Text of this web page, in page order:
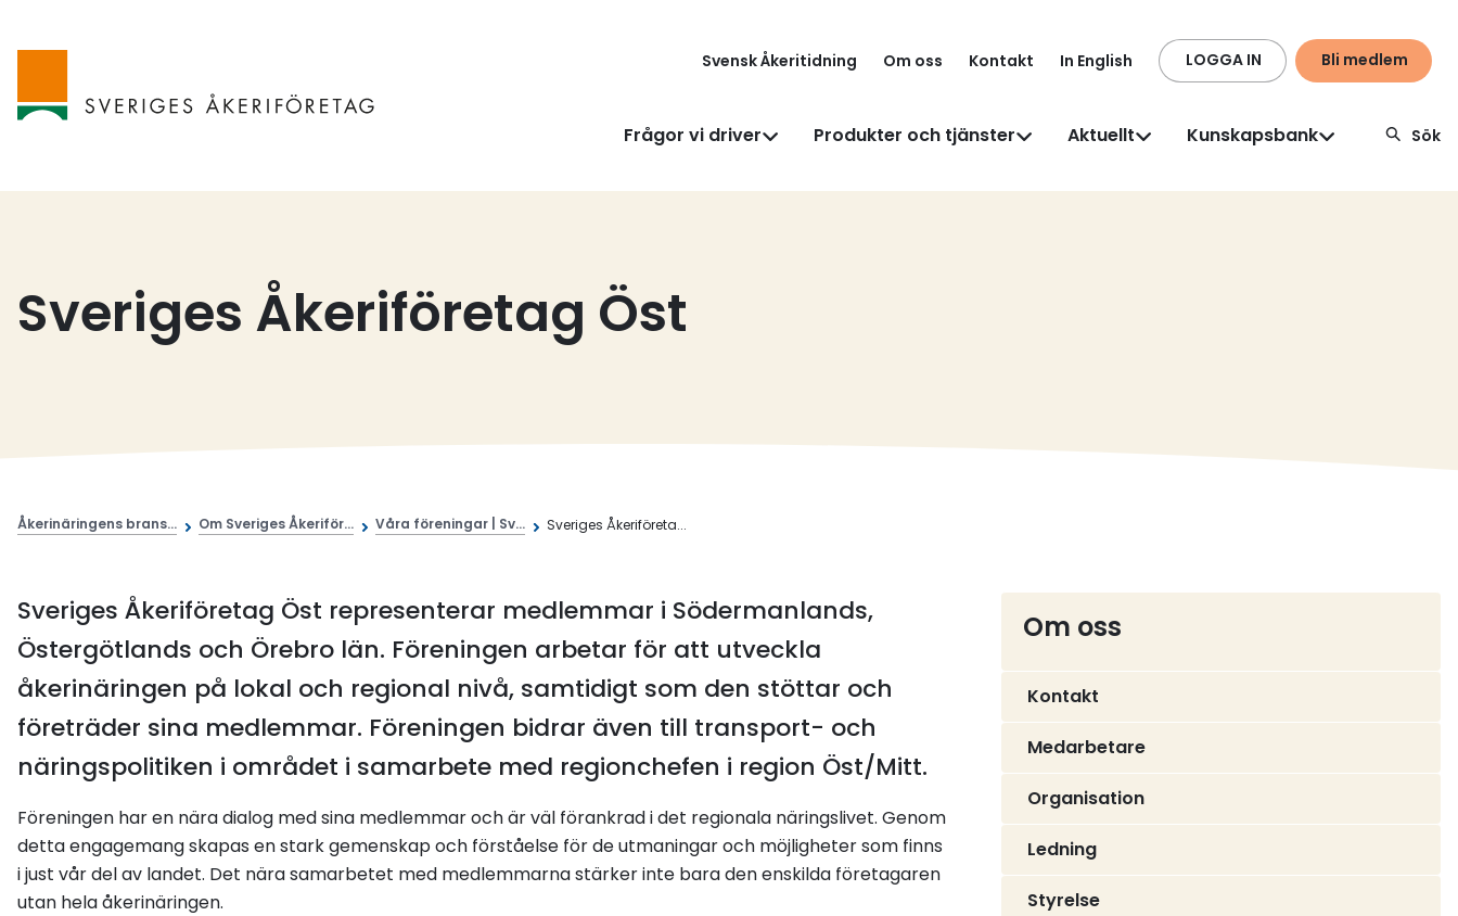
Svensk Åkeritidning Om oss Kontakt In English LOGGA IN Bli medlem
Frågor vi driver Produkter och tjänster Aktuellt Kunskapsbank Sök
Sveriges Åkeriföretag Öst
Åkerinäringens brans... Om Sveriges Åkeriför... Våra föreningar | Sv... Sveriges Åkeriföreta...
Sveriges Åkeriföretag Öst representerar medlemmar i Södermanlands,
Östergötlands och Örebro län. Föreningen arbetar för att utveckla
åkerinäringen på lokal och regional nivå, samtidigt som den stöttar och
företräder sina medlemmar. Föreningen bidrar även till transport- och
näringspolitiken i området i samarbete med regionchefen i region Öst/Mitt.
Föreningen har en nära dialog med sina medlemmar och är väl förankrad i det regionala näringslivet. Genom
detta engagemang skapas en stark gemenskap och förståelse för de utmaningar och möjligheter som finns
i just vår del av landet. Det nära samarbetet med medlemmarna stärker inte bara den enskilda företagaren
utan hela åkerinäringen.
Om oss
Kontakt
Medarbetare
Organisation
Ledning
Styrelse